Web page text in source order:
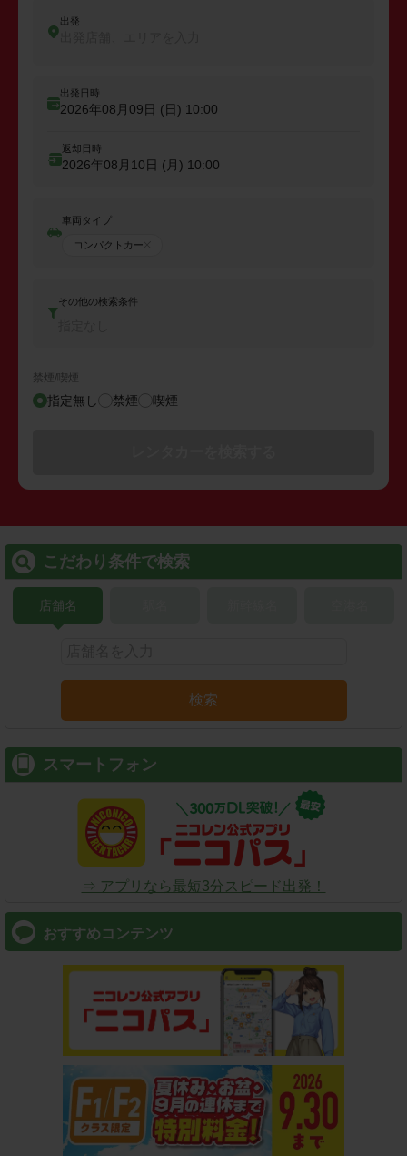
出発
出発日時
2026年08月09日 (日) 10:00
返却日時
2026年08月10日 (月) 10:00
車両タイプ
コンパクトカー
その他の検索条件
禁煙/喫煙
指定無し 禁煙 喫煙
こだわり条件で検索
店舗名
検索
スマートフォン
⇒ アプリなら最短3分スピード出発！
おすすめコンテンツ